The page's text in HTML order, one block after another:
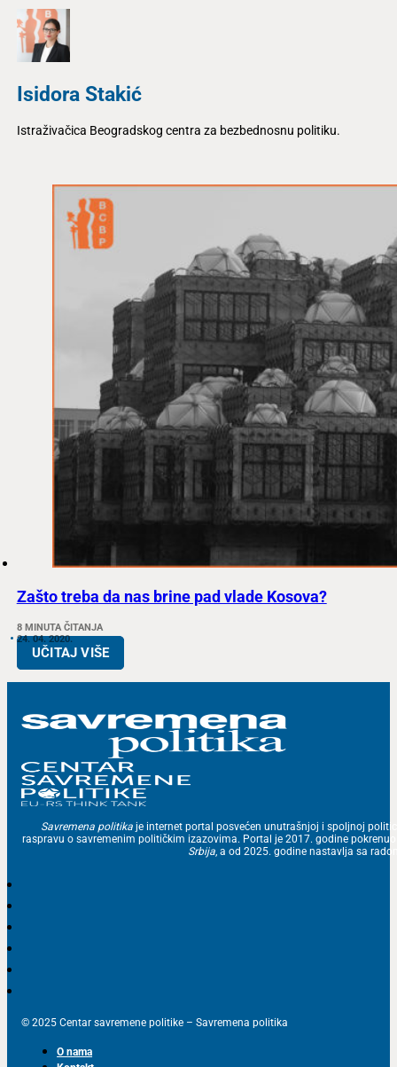
Isidora Stakić
Istraživačica Beogradskog centra za bezbednosnu politiku.
Zašto treba da nas brine pad vlade Kosova?
8 MINUTA ČITANJA
24. 04. 2020.
UČITAJ VIŠE
Savremena politika je internet portal posvećen unutrašnjoj i spoljnoj
raspravu o savremenim političkim izazovima. Portal je 2017. godine
Srbija, a od 2025. godine nastavlja sa
© 2025 Centar savremene politike – Savremena politika
O nama